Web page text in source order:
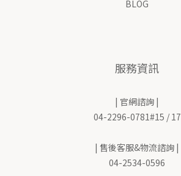
BLOG
服務資訊
| 官網諮詢 |
04-2296-0781#15 / 17
| 售後客服&物流諮詢 |
04-2534-0596